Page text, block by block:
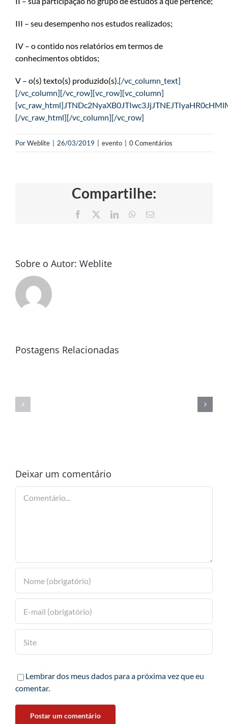
III – seu desempenho nos estudos realizados;
IV – o contido nos relatórios em termos de
conhecimentos obtidos;
V – o(s) texto(s) produzido(s).[/vc_column_text]
[/vc_column][/vc_row][vc_row][vc_column]
[/vc_raw_html][/vc_column][/vc_row]
PorWeblite 26/03/2019 evento 0 Comentários
Compartilhe:
Facebook LinkedInWhatsApp
E-
Sobre o Autor: Weblite
Postagens Relacionadas
Deixar um comentário
Lembrar dos meus dados para a próxima vez que eu
comentar.